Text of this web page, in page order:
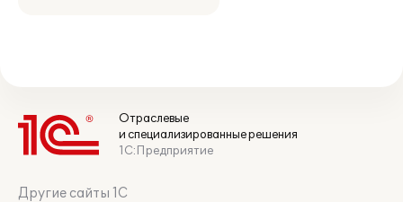
Отраслевые
и специализированные решения
1С:Предприятие
Другие сайты 1С